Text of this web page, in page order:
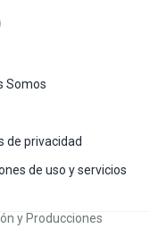
pestaña
nueva pestaña
Somos
de privacidad
de uso y servicios
y Producciones